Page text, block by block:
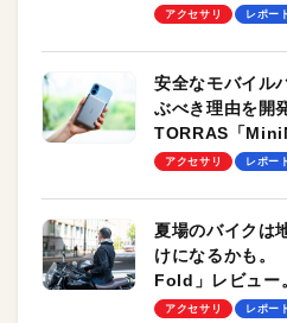
のモバイルユー
アクセサリ レポート
安全なモバイル
ぶべき理由を開
TORRAS「
ーも
アクセサリ レポート
夏場のバイクは
けになるかも
Fold」レビュー
却プレート、シ
アクセサリ レポート